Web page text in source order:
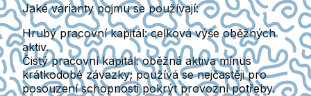
Jaké varianty pojmu se používají:
Hrubý pracovní kapitál: celková výše oběžných
aktiv.
Čistý pracovní kapitál: oběžná aktiva mínus
krátkodobé závazky; používá se nejčastěji pro
posouzení schopnosti pokrýt provozní potřeby.